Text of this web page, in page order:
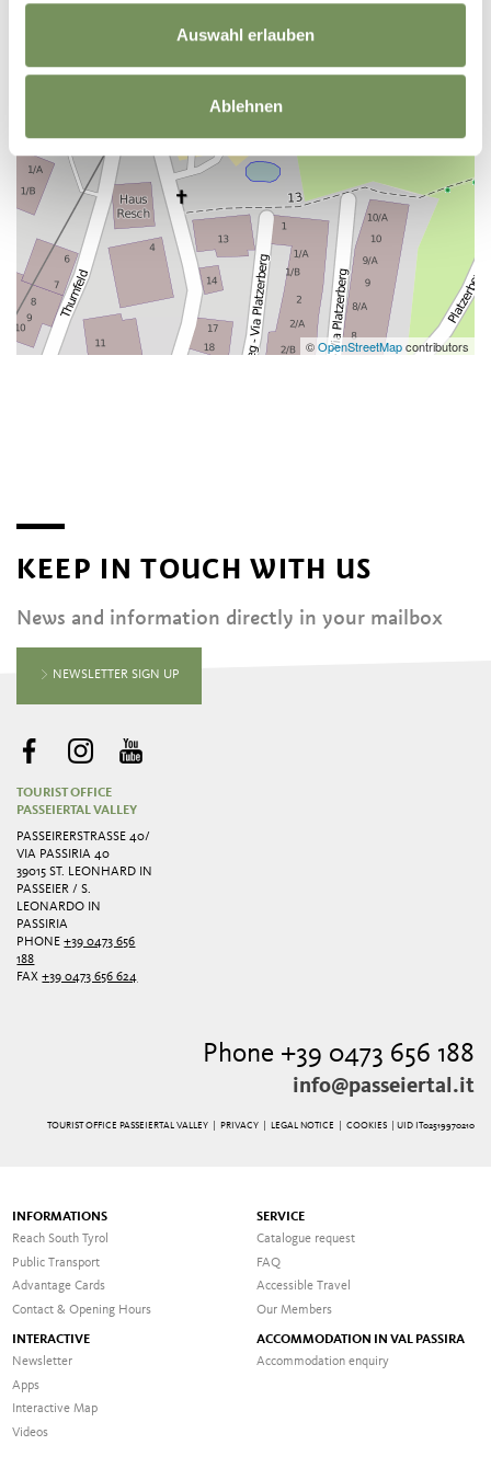
Auswahl erlauben
Ablehnen
©OpenStreetMapcontributors
KEEP IN TOUCH WITH US
News and information directly in your mailbox
NEWSLETTER SIGN UP
TOURIST OFFICE
PASSEIERTAL VALLEY
PASSEIRERSTRASSE 40/ V
IA PASSIRIA 40
39015 ST. LEONHARD IN
PASSEIER / S.
LEONARDO IN
PASSIRIA
PHONE+39 0473 656
188
FAX+39 0473 656 624
Phone +39 0473 656 188
info@passeiertal.it
TOURIST OFFICE PASSEIERTAL VALLEY | PRIVACY| LEGAL NOTICE COOKIES | UID IT02519970210
INFORMATIONS
Reach South Tyrol
Public Transport
Advantage Cards
Contact & Opening Hours
SERVICE
Catalogue request
FAQ
Accessible Travel
Our Members
INTERACTIVE
Newsletter
Apps
Interactive Map
Videos
ACCOMMODATION IN VAL PASSIRA
Accommodation enquiry